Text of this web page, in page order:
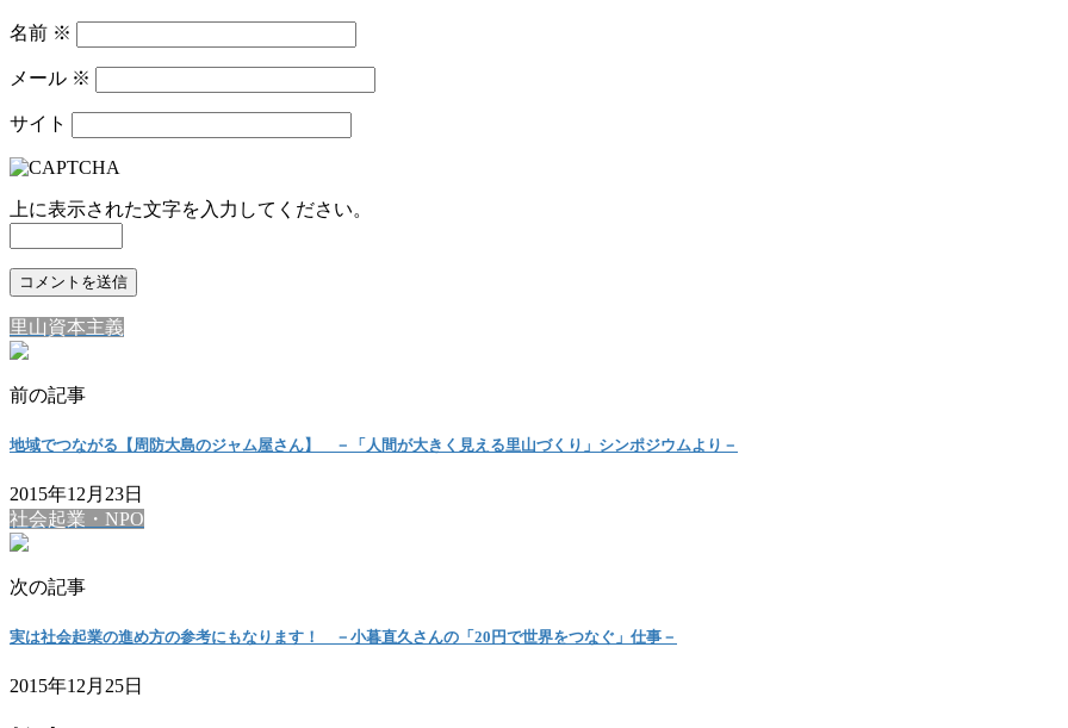
名前 ※
メール ※
サイト
上に表示された文字を入力してください。
里山資本主義
前の記事
地域でつながる【周防大島のジャム屋さん】 －「人間が大きく見える里山づくり」シンポジウムより－
2015年12月23日
社会起業・NPO
次の記事
実は社会起業の進め方の参考にもなります！ －小暮直久さんの「20円で世界をつなぐ」仕事－
2015年12月25日